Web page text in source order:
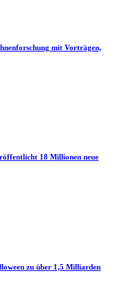
mit Vorträgen,
18 Millionen neue
zu über 1,5 Milliarden